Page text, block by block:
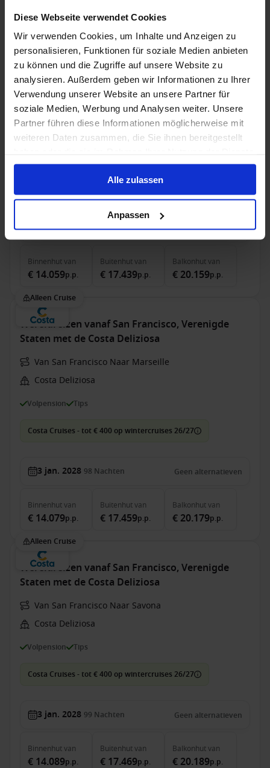
Diese Webseite verwendet Cookies
Wir verwenden Cookies, um Inhalte und Anzeigen zu
personalisieren, Funktionen für soziale Medien anbieten
zu können und die Zugriffe auf unsere Website zu
analysieren. Außerdem geben wir Informationen zu Ihrer
Verwendung unserer Website an unsere Partner für
soziale Medien, Werbung und Analysen weiter. Unsere
Partner führen diese Informationen möglicherweise mit
weiteren Daten zusammen, die Sie ihnen bereitgestellt
gesammelt haben.
Alle zulassen
Anpassen
Binnenhutvan
€ 1.775 p.p.
Buitenhutvan
€ 1.925 p.p. € 2.235p.p.
Alleen Cruise
Wereldreizen vanaf San Francisco, Verenigde
Staten met de Costa Deliziosa
Van San Francisco Naar Barcelona
Costa Deliziosa
3 jan. 2028 97Nachten Geen alternatieven
Binnenhutvan
€ 14.059p.p.
Buitenhutvan
€ 17.439p.p.
Balkonhutvan
€ 20.159p.p.
Alleen Cruise
Wereldreizen vanaf San Francisco, Verenigde
Staten met de Costa Deliziosa
Van San Francisco Naar Marseille
Costa Deliziosa
Volpension Tips
Costa Cruises - tot € 400 op wintercruises 26/27
3 jan. 2028 98 Nachten Geen alternatieven
Binnenhutvan
€ 14.079p.p.
Buitenhutvan
€ 17.459p.p.
Balkonhutvan
€ 20.179p.p.
Alleen Cruise
Wereldreizen vanaf San Francisco, Verenigde
Staten met de Costa Deliziosa
Van San Francisco Naar Savona
Costa Deliziosa
Volpension Tips
Costa Cruises - tot € 400 op wintercruises 26/27
3 jan. 2028 99 Nachten Geen alternatieven
Binnenhutvan
€ 14.089p.p.
Buitenhutvan
€ 17.469p.p.
Balkonhutvan
€ 20.189p.p.